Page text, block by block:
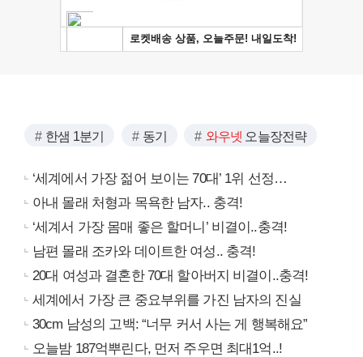
한샘 1분기 동기 와우넷 오늘장전략
‘세계에서 가장 젊어 보이는 70대’ 1위 선정…
아내 몰래 처형과 목욕한 남자.. 충격!
‘세계서 가장 몸매 좋은 할머니’ 비결이..충격!
남편 몰래 조카와 데이트한 여성.. 충격!
20대 여성과 결혼한 70대 할아버지 비결이..충격!
세계에서 가장 큰 중요부위를 가진 남자의 진실
30cm 남성의 고백: “너무 커서 사는 게 행복해요”
오늘밤 187억뿌린다, 먼저 주우면 최대1억..!